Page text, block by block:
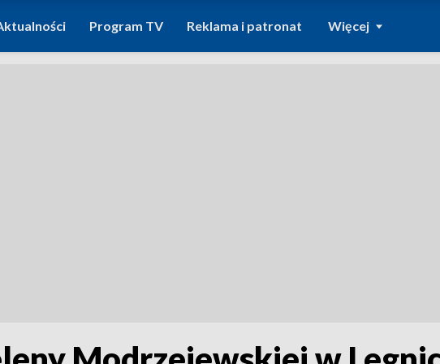
Program TV Reklama i patronat Więcej